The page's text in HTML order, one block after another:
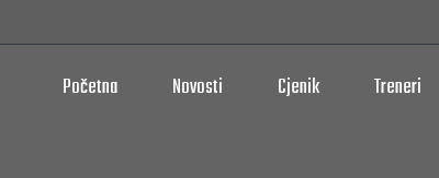
Početna Novosti Cjenik Treneri